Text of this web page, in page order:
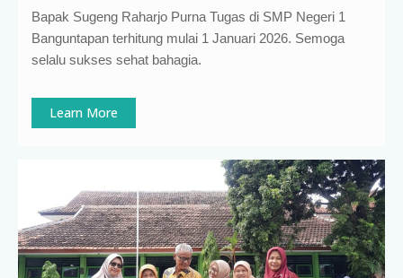
Bapak Sugeng Raharjo Purna Tugas di SMP Negeri 1
Banguntapan terhitung mulai 1 Januari 2026. Semoga
selalu sukses sehat bahagia.
Learn More